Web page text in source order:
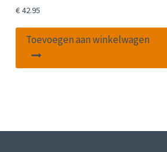
€42.95
Toevoegen aan winkelwagen